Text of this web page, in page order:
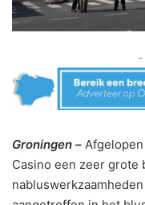
Groningen –
Casino een zeer grote